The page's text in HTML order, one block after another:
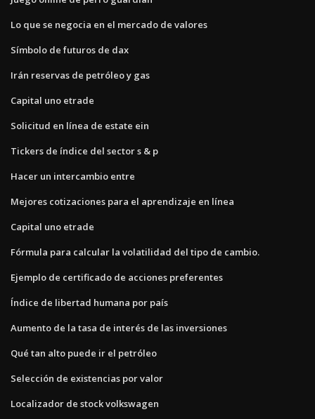
Lo que se negocia en el mercado de valores
Símbolo de futuros de dax
Irán reservas de petróleo y gas
Capital uno etrade
Solicitud en línea de estate ein
Tickers de índice del sector s & p
Hacer un intercambio entre
Mejores cotizaciones para el aprendizaje en línea
Capital uno etrade
Fórmula para calcular la volatilidad del tipo de cambio.
Ejemplo de certificado de acciones preferentes
Índice de libertad humana por país
Aumento de la tasa de interés de las inversiones
Qué tan alto puede ir el petróleo
Selección de existencias por valor
Localizador de stock volkswagen